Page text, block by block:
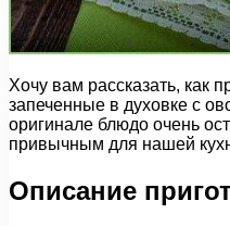
Хочу вам рассказать, как
запеченные в духовке с
оригинале блюдо очень
привычным для нашей
Описание